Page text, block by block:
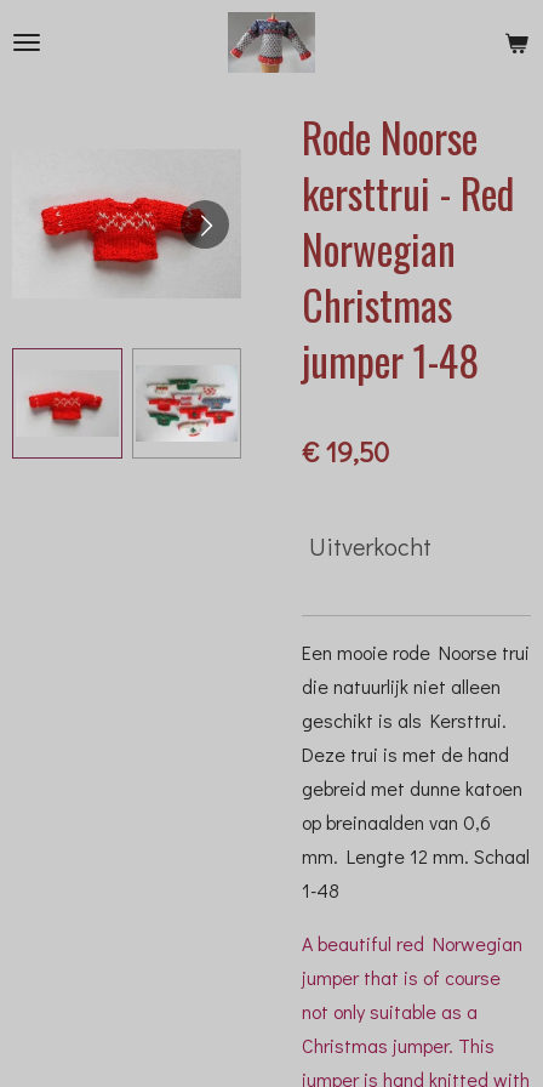
Rode Noorse
kersttrui - Red
Norwegian
Christmas
jumper 1-48
€ 19,50
Uitverkocht
Een mooie rode Noorse trui
die natuurlijk niet alleen
geschikt is als Kersttrui.
Deze trui is met de hand
gebreid met dunne katoen
op breinaalden van 0,6
mm. Lengte 12 mm. Schaal
1-48
A beautiful red Norwegian
jumper that is of course
not only suitable as a
Christmas jumper. This
jumper is hand knitted with